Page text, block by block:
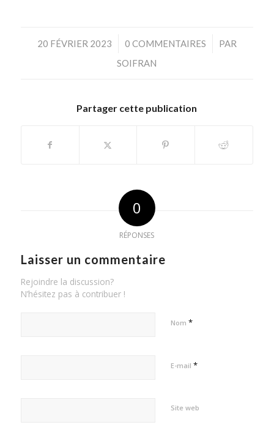
20 FÉVRIER 2023
/ 0 COMMENTAIRES
/
PAR
SOIFRAN
Partager cette publication
0
RÉPONSES
Laisser un commentaire
Rejoindre la discussion?
N’hésitez pas à contribuer !
Nom *
E-mail *
Site web